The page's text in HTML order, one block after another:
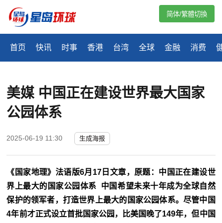
首页 快讯 时事 香港 台湾 全球 金融 消费
简体/繁體切換
美媒 中国正在建设世界最大国家
公园体系
2025-06-19 11:30 生成海报
《国家地理》法语版6月17日文章，原题：中国正在建设世
界上最大的国家公园体系 中国希望未来十年成为全球自然
保护的领军者，打造世界上最大的国家公园体系。尽管中国
4年前才正式设立首批国家公园，比美国晚了149年，但中国